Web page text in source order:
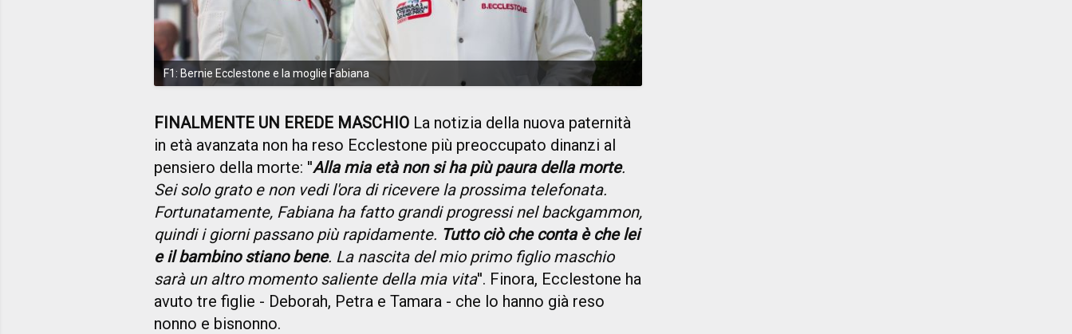
F1: Bernie Ecclestone e la moglie Fabiana
FINALMENTE UN EREDE MASCHIO La notizia della nuova paternità
in età avanzata non ha reso Ecclestone più preoccupato dinanzi al
pensiero della morte: ''Alla mia età non si ha più paura della morte.
Sei solo grato e non vedi l'ora di ricevere la prossima telefonata.
Fortunatamente, Fabiana ha fatto grandi progressi nel backgammon,
quindi i giorni passano più rapidamente. Tutto ciò che conta è che lei
e il bambino stiano bene. La nascita del mio primo figlio maschio
sarà un altro momento saliente della mia vita''. Finora, Ecclestone ha
avuto tre figlie - Deborah, Petra e Tamara - che lo hanno già reso
nonno e bisnonno.